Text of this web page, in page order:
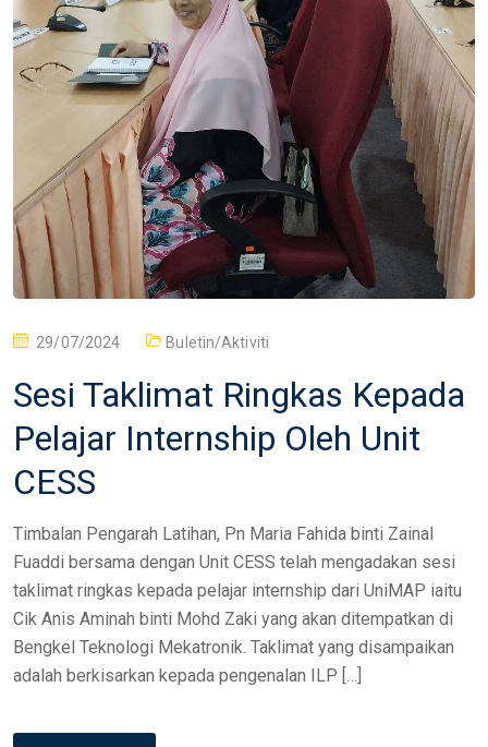
29/07/2024 Buletin/Aktiviti
Sesi Taklimat Ringkas Kepada
Pelajar Internship Oleh Unit
CESS
Timbalan Pengarah Latihan, Pn Maria Fahida binti Zainal
Fuaddi bersama dengan Unit CESS telah mengadakan sesi
taklimat ringkas kepada pelajar internship dari UniMAP iaitu
Cik Anis Aminah binti Mohd Zaki yang akan ditempatkan di
Bengkel Teknologi Mekatronik. Taklimat yang disampaikan
adalah berkisarkan kepada pengenalan ILP […]